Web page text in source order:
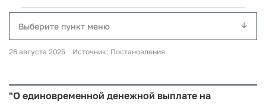
Выберите пункт меню
26 августа 2025 Источник: Постановления
"О единовременной денежной выплате на